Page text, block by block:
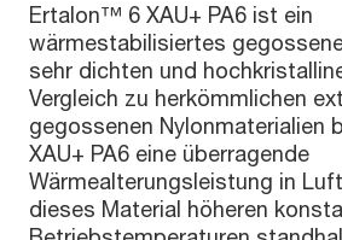
Ertalon™ 6 XAU+ PA6 ist ein
wärmestabilisiertes
sehr dichten und
Vergleich zu herkömmlichen
gegossenen Nylonmaterialien
XAU+ PA6 eine überragende
Wärmealterungsleistung in
dieses Material höheren